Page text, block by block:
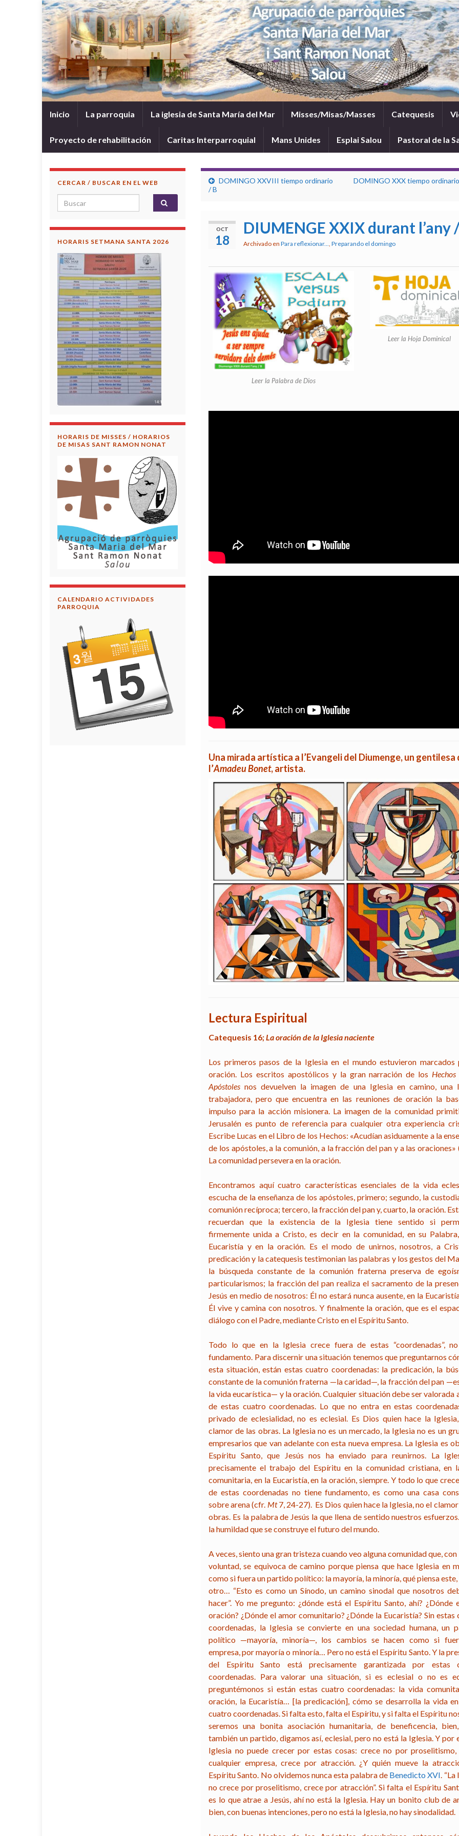
Inicio La parroquia La iglesia de Santa María del Mar Misses/Misas/Masses Catequesis
Proyecto de rehabilitación Caritas Interparroquial Mans Unides Esplai Salou Pastoral de la
CERCAR / BUSCAR EN EL WEB
Search for:
HORARIS SETMANA SANTA 2026
HORARIS DE MISSES / HORARIOS
DE MISAS SANT RAMON NONAT
CALENDARIO ACTIVIDADES
PARROQUIA
DOMINGO XXVIII tiempo ordinario
/ B
DOMINGO XXX tiempo
OCT
18
DIUMENGE XXIX durant l’any
Archivado en Para reflexionar..., Preparando el domingo
Leer la Palabra de Dios
Leer la Hoja Dominical
Una mirada artística a l’Evangeli del Diumenge, un gentilesa
l’Amadeu Bonet, artista.
Lectura Espiritual
Catequesis 16;La oración de la Iglesia naciente
Los primeros pasos de la Iglesia en el mundo estuvieron marcados
oración. Los escritos apostólicos y la gran narración de los
Apóstoles nos devuelven la imagen de una Iglesia en camino, una
trabajadora, pero que encuentra en las reuniones de oración la
impulso para la acción misionera. La imagen de la comunidad
Jerusalén es punto de referencia para cualquier otra experiencia
Escribe Lucas en el Libro de los Hechos: «Acudían asiduamente a la
de los apóstoles, a la comunión, a la fracción del pan y a las oraciones»
La comunidad persevera en la oración.
Encontramos aquí cuatro características esenciales de la vida
escucha de la enseñanza de los apóstoles, primero; segundo, la
comunión recíproca; tercero, la fracción del pan y, cuarto, la oración.
recuerdan que la existencia de la Iglesia tiene sentido si
firmemente unida a Cristo, es decir en la comunidad, en su
Eucaristía y en la oración. Es el modo de unirnos, nosotros, a
predicación y la catequesis testimonian las palabras y los gestos del
la búsqueda constante de la comunión fraterna preserva de
particularismos; la fracción del pan realiza el sacramento de la
Jesús en medio de nosotros: Él no estará nunca ausente, en la
Él vive y camina con nosotros. Y finalmente la oración, que es el
diálogo con el Padre, mediante Cristo en el Espíritu Santo.
Todo lo que en la Iglesia crece fuera de estas “coordenadas”,
fundamento. Para discernir una situación tenemos que preguntarnos
esta situación, están estas cuatro coordenadas: la predicación, la
constante de la comunión fraterna —la caridad—, la fracción del pan
la vida eucarística— y la oración. Cualquier situación debe ser valorada
de estas cuatro coordenadas. Lo que no entra en estas
privado de eclesialidad, no es eclesial. Es Dios quien hace la
clamor de las obras. La Iglesia no es un mercado, la Iglesia no es un
empresarios que van adelante con esta nueva empresa. La Iglesia es
Espíritu Santo, que Jesús nos ha enviado para reunirnos. La
precisamente el trabajo del Espíritu en la comunidad cristiana, en
comunitaria, en la Eucaristía, en la oración, siempre. Y todo lo que
de estas coordenadas no tiene fundamento, es como una casa
sobre arena (cfr. Mt7, 24-27). Es Dios quien hace la Iglesia, no el
obras. Es la palabra de Jesús la que llena de sentido nuestros
la humildad que se construye el futuro del mundo.
A veces, siento una gran tristeza cuando veo alguna comunidad que, con
voluntad, se equivoca de camino porque piensa que hace Iglesia en
como si fuera un partido político: la mayoría, la minoría, qué piensa este,
otro… “Esto es como un Sínodo, un camino sinodal que nosotros
hacer”. Yo me pregunto: ¿dónde está el Espíritu Santo, ahí? ¿Dónde
oración? ¿Dónde el amor comunitario? ¿Dónde la Eucaristía? Sin estas
coordenadas, la Iglesia se convierte en una sociedad humana, un
político —mayoría, minoría—, los cambios se hacen como si
empresa, por mayoría o minoría… Pero no está el Espíritu Santo. Y la
del Espíritu Santo está precisamente garantizada por estas
coordenadas. Para valorar una situación, si es eclesial o no es
preguntémonos si están estas cuatro coordenadas: la vida
oración, la Eucaristía… [la predicación], cómo se desarrolla la vida
cuatro coordenadas. Si falta esto, falta el Espíritu, y si falta el Espíritu
seremos una bonita asociación humanitaria, de beneficencia,
también un partido, digamos así, eclesial, pero no está la Iglesia. Y por
Iglesia no puede crecer por estas cosas: crece no por
cualquier empresa, crece por atracción. ¿Y quién mueve la
Espíritu Santo. No olvidemos nunca esta palabra de Benedicto XVI. “La
no crece por proselitismo, crece por atracción”. Si falta el Espíritu
es lo que atrae a Jesús, ahí no está la Iglesia. Hay un bonito club de
bien, con buenas intenciones, pero no está la Iglesia, no hay sinodalidad.